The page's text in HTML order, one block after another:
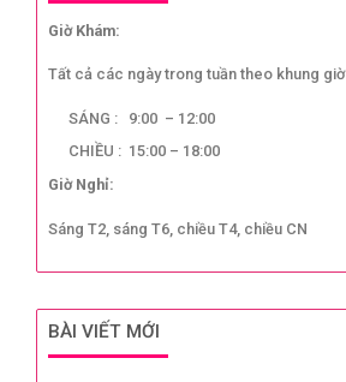
Giờ Khám:
Tất cả các ngày trong tuần theo khung giờ
SÁNG : 9:00 – 12:00
CHIỀU : 15:00 – 18:00
Giờ Nghỉ:
Sáng T2, sáng T6, chiều T4, chiều CN
BÀI VIẾT MỚI